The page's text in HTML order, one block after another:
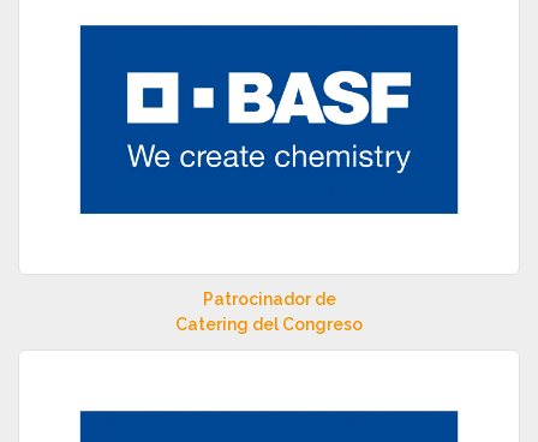
Patrocinador de
Catering del Congreso